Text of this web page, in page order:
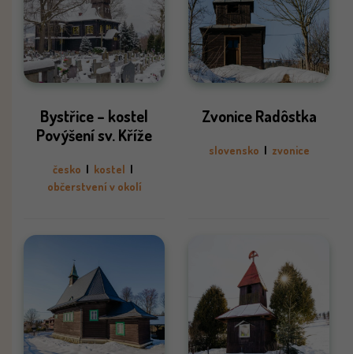
Bystřice – kostel
Povýšení sv. Kříže
česko kostel
občerstvení v okolí
Zvonice Radôstka
slovensko zvonice